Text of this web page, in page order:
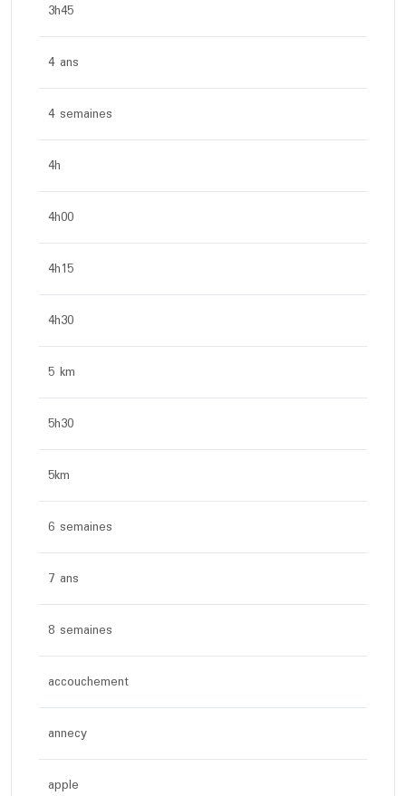
3h45
4 ans
4 semaines
4h
4h00
4h15
4h30
5 km
5h30
5km
6 semaines
7 ans
8 semaines
accouchement
annecy
apple